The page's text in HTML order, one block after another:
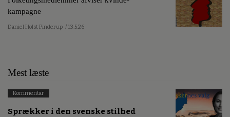
kampagne
Daniel Holst Pinderup / 13.5.26
Mest læste
Kommentar
Sprækker i den svenske stilhed